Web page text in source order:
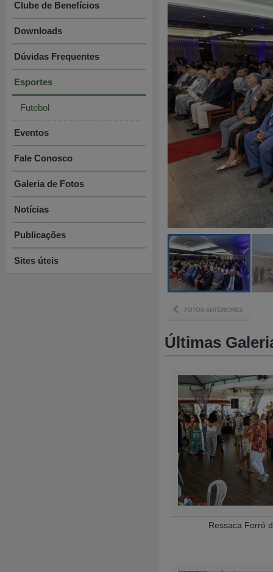
Clube de Benefícios
Downloads
Dúvidas Frequentes
Esportes
Futebol
Eventos
Fale Conosco
Galeria de Fotos
Notícias
Publicações
Sites úteis
Últimas
Ressaca Forró